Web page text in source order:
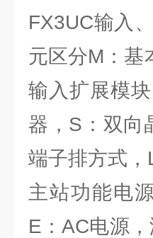
FX3UC输入
元区分M：基
输入扩展模
器，S：双向
端子排方式
主站功能电
E：AC电源